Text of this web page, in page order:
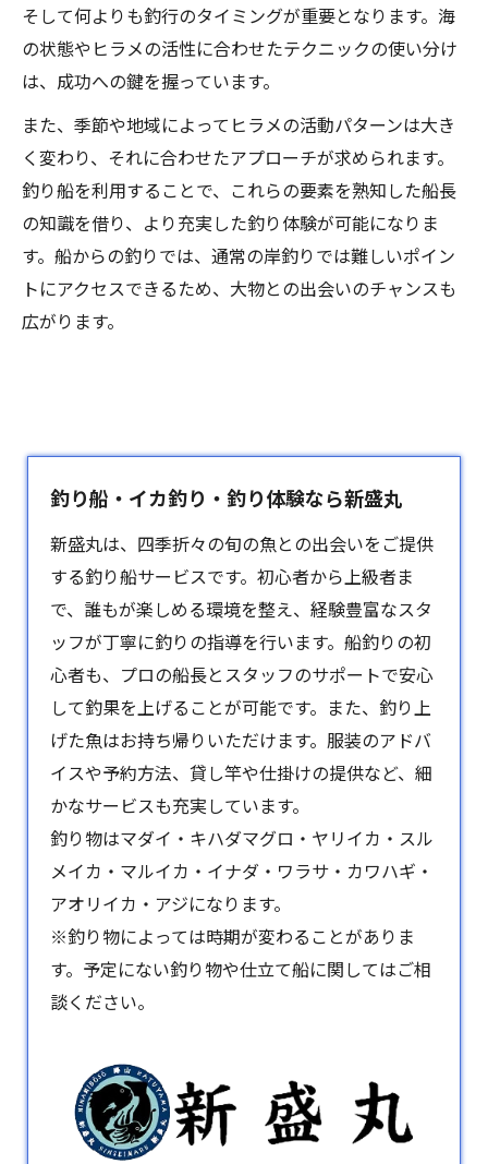
そして何よりも釣行のタイミングが重要となります。海
の状態やヒラメの活性に合わせたテクニックの使い分け
は、成功への鍵を握っています。
また、季節や地域によってヒラメの活動パターンは大き
く変わり、それに合わせたアプローチが求められます。
釣り船を利用することで、これらの要素を熟知した船長
の知識を借り、より充実した釣り体験が可能になりま
す。船からの釣りでは、通常の岸釣りでは難しいポイン
トにアクセスできるため、大物との出会いのチャンスも
広がります。
釣り船・イカ釣り・釣り体験なら新盛丸
新盛丸は、四季折々の旬の魚との出会いをご提供
する釣り船サービスです。初心者から上級者ま
で、誰もが楽しめる環境を整え、経験豊富なスタ
ッフが丁寧に釣りの指導を行います。船釣りの初
心者も、プロの船長とスタッフのサポートで安心
して釣果を上げることが可能です。また、釣り上
げた魚はお持ち帰りいただけます。服装のアドバ
イスや予約方法、貸し竿や仕掛けの提供など、細
かなサービスも充実しています。
釣り物はマダイ・キハダマグロ・ヤリイカ・スル
メイカ・マルイカ・イナダ・ワラサ・カワハギ・
アオリイカ・アジになります。
※釣り物によっては時期が変わることがありま
す。予定にない釣り物や仕立て船に関してはご相
談ください。